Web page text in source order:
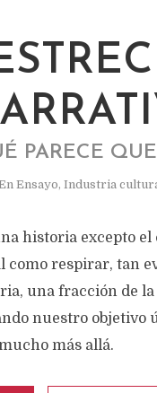
PARECE
Ensayo, Industria
historia excepto
como respirar, tan
una fracción de
nuestro objetivo
más allá.